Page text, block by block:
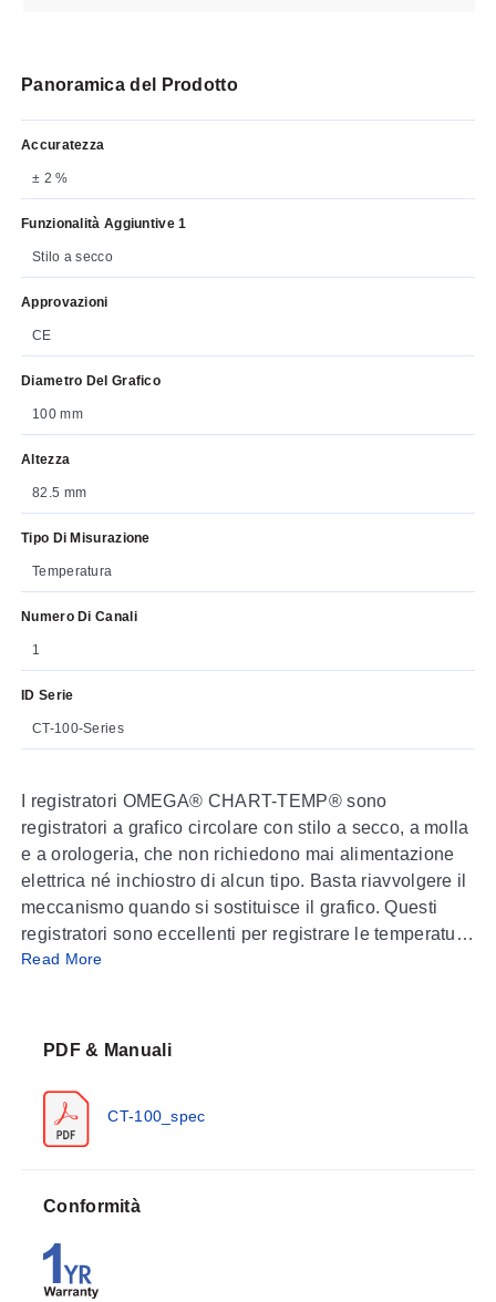
Panoramica del Prodotto
Accuratezza
± 2 %
Funzionalità Aggiuntive 1
Stilo a secco
Approvazioni
CE
Diametro Del Grafico
100 mm
Altezza
82.5 mm
Tipo Di Misurazione
Temperatura
Numero Di Canali
1
ID Serie
CT-100-Series
I registratori OMEGA® CHART-TEMP® sono
registratori a grafico circolare con stilo a secco, a molla
e a orologeria, che non richiedono mai alimentazione
elettrica né inchiostro di alcun tipo. Basta riavvolgere il
meccanismo quando si sostituisce il grafico. Questi
registratori sono eccellenti per registrare le temperature
all’interno di edifici, frigoriferi o forni. Sono disponibili
Read More
PDF & Manuali
CT-100_spec
Conformità